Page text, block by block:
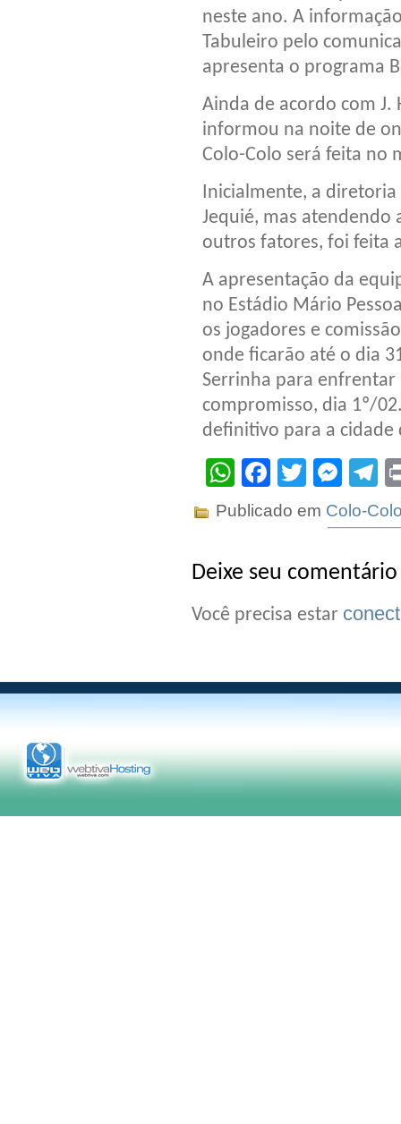
neste ano. A
Tabuleiro pelo
apresenta o programa
Ainda de acordo com J.
informou na noite de
Colo-Colo será feita no
Inicialmente, a
Jequié, mas atendendo
outros fatores, foi feita
A apresentação da
no Estádio Mário
os jogadores e
onde ficarão até o dia
Serrinha para enfrentar
compromisso, dia 1º/
definitivo para a cidade
WhatsApp
Facebook
Twitter
Publicado em Colo-
Deixe seu comentário
Você precisa estar